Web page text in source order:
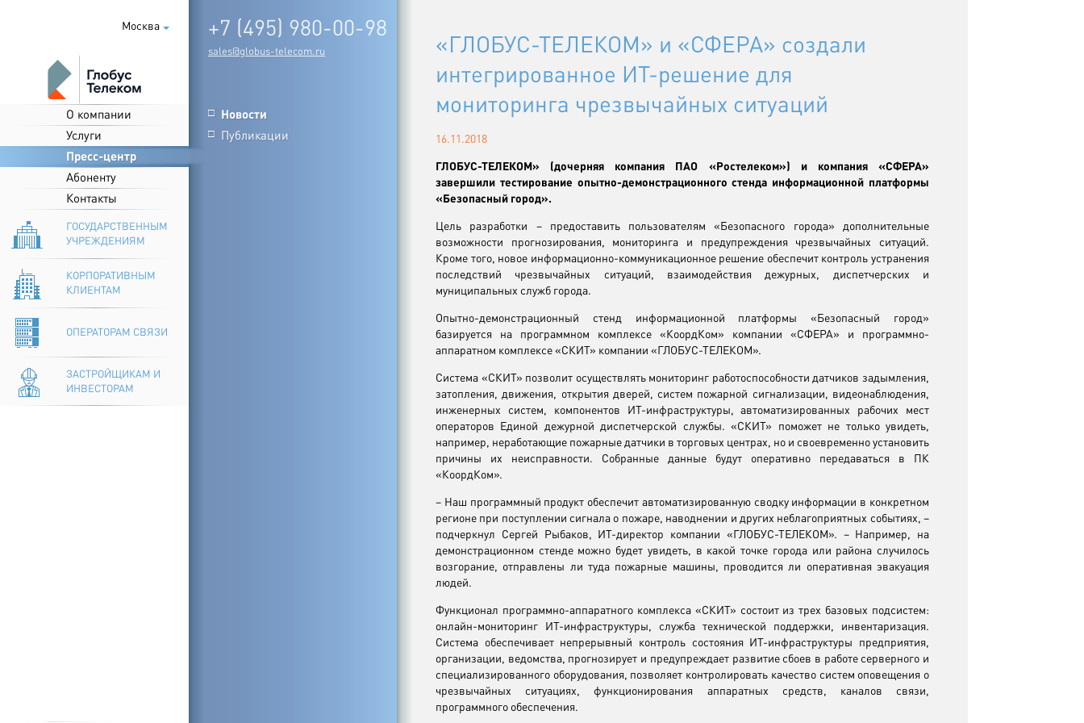
«ГЛОБУС-ТЕЛЕКОМ» и «СФЕРА» создали
интегрированное ИТ-решение для
мониторинга чрезвычайных ситуаций
16.11.2018
ГЛОБУС-ТЕЛЕКОМ» (дочерняя компания ПАО «Ростелеком») и компания «СФЕРА»
завершили тестирование опытно-демонстрационного стенда информационной платформы
«Безопасный город».
Цель разработки – предоставить пользователям «Безопасного города» дополнительные
возможности прогнозирования, мониторинга и предупреждения чрезвычайных ситуаций.
Кроме того, новое информационно-коммуникационное решение обеспечит контроль устранения
последствий чрезвычайных ситуаций, взаимодействия дежурных, диспетчерских и
муниципальных служб города.
Опытно-демонстрационный стенд информационной платформы «Безопасный город»
базируется на программном комплексе «КоордКом» компании «СФЕРА» и программно-
аппаратном комплексе «СКИТ» компании «ГЛОБУС-ТЕЛЕКОМ».
Система «СКИТ» позволит осуществлять мониторинг работоспособности датчиков задымления,
затопления, движения, открытия дверей, систем пожарной сигнализации, видеонаблюдения,
инженерных систем, компонентов ИТ-инфраструктуры, автоматизированных рабочих мест
операторов Единой дежурной диспетчерской службы. «СКИТ» поможет не только увидеть,
например, неработающие пожарные датчики в торговых центрах, но и своевременно установить
причины их неисправности. Собранные данные будут оперативно передаваться в ПК
«КоордКом».
– Наш программный продукт обеспечит автоматизированную сводку информации в конкретном
регионе при поступлении сигнала о пожаре, наводнении и других неблагоприятных событиях, –
подчеркнул Сергей Рыбаков, ИТ-директор компании «ГЛОБУС-ТЕЛЕКОМ». – Например, на
демонстрационном стенде можно будет увидеть, в какой точке города или района случилось
возгорание, отправлены ли туда пожарные машины, проводится ли оперативная эвакуация
людей.
Функционал программно-аппаратного комплекса «СКИТ» состоит из трех базовых подсистем:
онлайн-мониторинг ИТ-инфраструктуры, служба технической поддержки, инвентаризация.
Система обеспечивает непрерывный контроль состояния ИТ-инфраструктуры предприятия,
организации, ведомства, прогнозирует и предупреждает развитие сбоев в работе серверного и
специализированного оборудования, позволяет контролировать качество систем оповещения о
чрезвычайных ситуациях, функционирования аппаратных средств, каналов связи,
программного обеспечения.
Москва
О компании
Услуги
Пресс-центр
Абоненту
Контакты
ГОСУДАРСТВЕННЫМ
УЧРЕЖДЕНИЯМ
КОРПОРАТИВНЫМ
КЛИЕНТАМ
ОПЕРАТОРАМ СВЯЗИ
ЗАСТРОЙЩИКАМ И
ИНВЕСТОРАМ
+7 (495) 980-00-98
sales@globus-telecom.ru
□ Новости
□ Публикации